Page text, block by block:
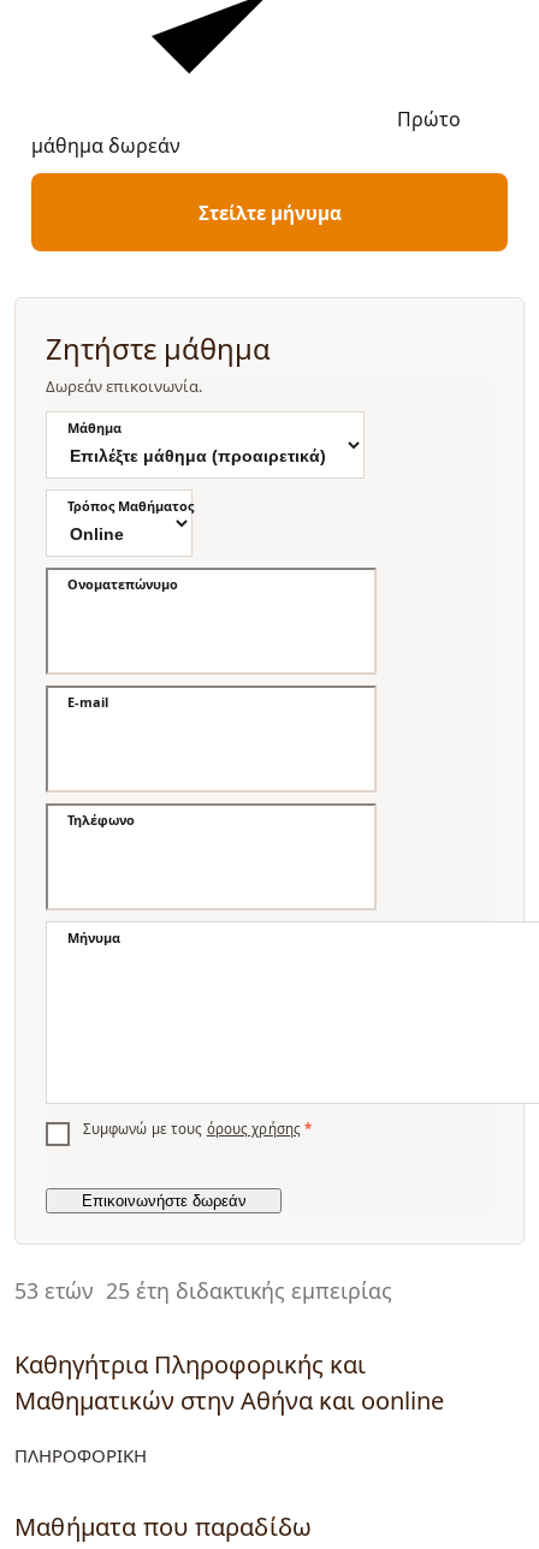
53 ετών 25 έτη διδακτικής εμπειρίας
Καθηγήτρια Πληροφορικής και
Μαθηματικών στην Αθήνα και oonline
ΠΛΗΡΟΦΟΡΙΚΗ
Μαθήματα που παραδίδω
Πρώτο
μάθημα δωρεάν
Στείλτε μήνυμα
Ζητήστε μάθημα
Δωρεάν επικοινωνία.
Μάθημα
Τρόπος Μαθήματος
Ονοματεπώνυμο
E-mail
Τηλέφωνο
Μήνυμα
Συμφωνώ με τους όρους χρήσης *